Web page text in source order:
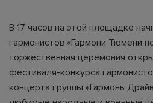
В 17 часов на этой площадке
гармонистов «Гармони Тюмени
торжественная церемония
фестиваля-конкурса
концерта группы «Гармонь